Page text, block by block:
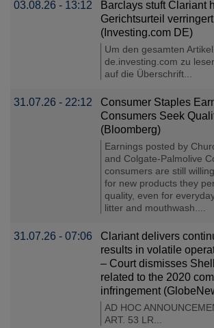
03.08.26 - 13:12
Barclays stuft Clariant
Gerichtsurteil
(Investing.com DE)
Um den gesamten
de.investing.com zu
auf die Überschrift...
31.07.26 - 22:12
Consumer Staples
Consumers Seek
(Bloomberg)
Earnings posted by
and Colgate-Palmolive
consumers are still
for new products they
quality, even for
litter and mouthwash....
31.07.26 - 07:06
Clariant delivers
results in volatile
– Court dismisses
related to the 2020
infringement
AD HOC
ART. 53 LR...